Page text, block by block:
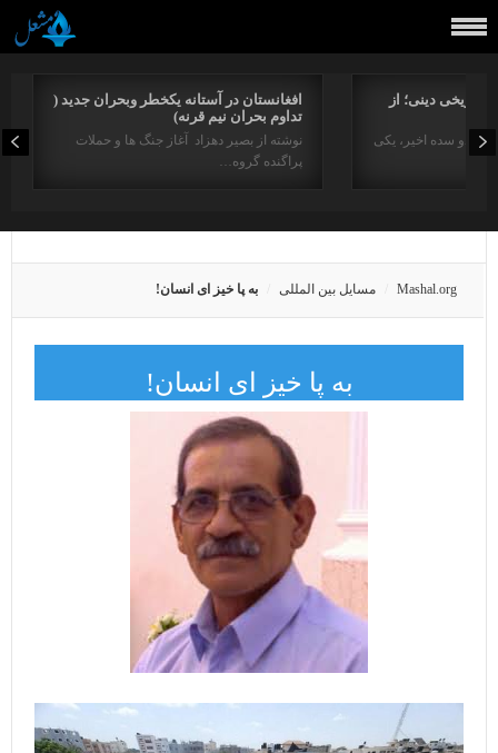
افغانستان در آستانه یکخطر وبحران جدید (
تداوم بحران نیم قرنه)
نوشته از بصیر دهزاد آغاز جنگ ها و حملات
پراگنده گروه…
دینی؛ از
در دو سده اخیر، یکی
Mashal.org مسایل بین المللی به پا خیز ای انسان!
به پا خیز ای انسان!